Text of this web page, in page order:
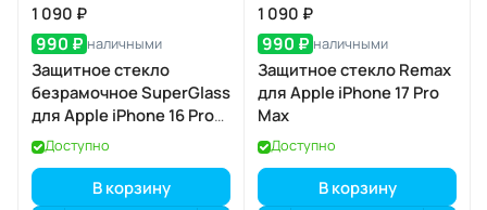
1 090 ₽
990 ₽ наличными
Защитное стекло
безрамочное SuperGlass
для Apple iPhone 16 Pro
Max / 17 Pro Max
Доступно
В корзину
1 090 ₽
990 ₽ наличными
Защитное стекло Remax
для Apple iPhone 17 Pro
Max
Доступно
В корзину